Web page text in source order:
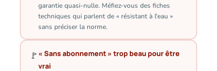
garantie quasi-nulle. Méfiez-vous des fiches
techniques qui parlent de « résistant à l'eau »
sans préciser la norme.
🚩 « Sans abonnement » trop beau pour être
vrai